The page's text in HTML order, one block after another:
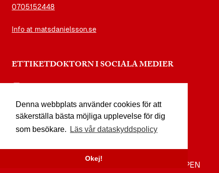
Denna webbplats använder cookies för att
säkerställa bästa möjliga upplevelse för dig
som besökare.
Läs vår dataskyddspolicy
Okej!
0705152448
Info at matsdanielsson.se
ETTIKETDOKTORN I SOCIALA MEDIER
facebook.com/etikettdoktorn
youtube.com/etikettdoktorn
TILL TOPPEN